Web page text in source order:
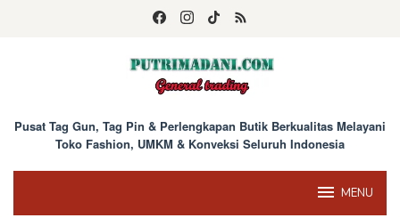
Pusat Tag Gun, Tag Pin & Perlengkapan Butik Berkualitas Melayani
Toko Fashion, UMKM & Konveksi Seluruh Indonesia
MENU